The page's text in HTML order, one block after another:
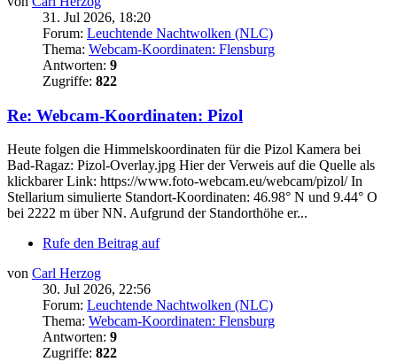
31. Jul 2026, 18:20
Forum: Leuchtende Nachtwolken (NLC)
Thema: Webcam-Koordinaten: Flensburg
Antworten: 9
Zugriffe: 822
Re: Webcam-Koordinaten: Pizol
Heute folgen die Himmelskoordinaten für die Pizol Kamera bei
Bad-Ragaz: Pizol-Overlay.jpg Hier der Verweis auf die Quelle als
klickbarer Link: https://www.foto-webcam.eu/webcam/pizol/ In
Stellarium simulierte Standort-Koordinaten: 46.98° N und 9.44° O
bei 2222 m über NN. Aufgrund der Standorthöhe er...
Rufe den Beitrag auf
von Carl Herzog
30. Jul 2026, 22:56
Forum: Leuchtende Nachtwolken (NLC)
Thema: Webcam-Koordinaten: Flensburg
Antworten: 9
Zugriffe: 822